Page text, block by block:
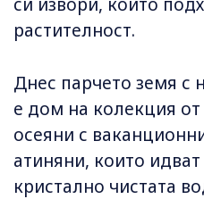
растителност.
Днес парчето земя с
е дом на колекция от
осеяни с
атиняни, които
кристално чистата